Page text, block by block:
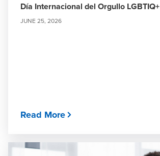
Día Internacional del Orgullo LGBTIQ+
JUNE 25, 2026
Read More